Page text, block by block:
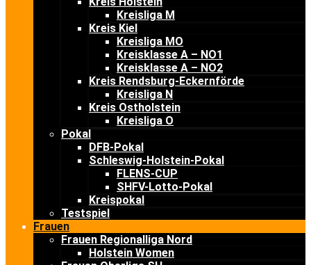
Kreisliga M
Kreis Kiel
Kreisliga MO
Kreisklasse A – NO1
Kreisklasse A – NO2
Kreis Rendsburg-Eckernförde
Kreisliga N
Kreis Ostholstein
Kreisliga O
Pokal
DFB-Pokal
Schleswig-Holstein-Pokal
FLENS-CUP
SHFV-Lotto-Pokal
Kreispokal
Testspiel
Frauen
Frauen Regionalliga Nord
Holstein Women